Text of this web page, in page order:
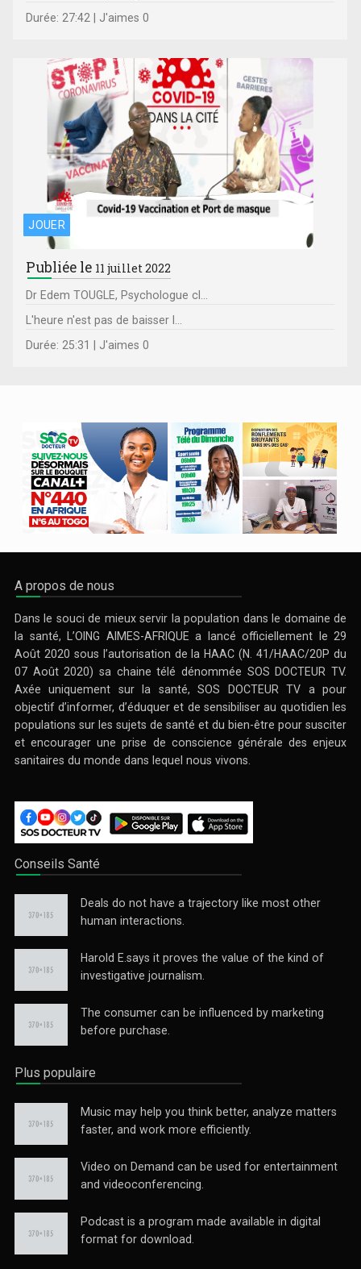
Durée: 27:42 | J'aimes 0
JOUER
Publiée le 11 juillet 2022
Dr Edem TOUGLE, Psychologue cl...
L'heure n'est pas de baisser l...
Durée: 25:31 | J'aimes 0
A propos de nous
Dans le souci de mieux servir la population dans le domaine de
la santé, L’OING AIMES-AFRIQUE a lancé officiellement le 29
Août 2020 sous l’autorisation de la HAAC (N. 41/HAAC/20P du
07 Août 2020) sa chaine télé dénommée SOS DOCTEUR TV.
Axée uniquement sur la santé, SOS DOCTEUR TV a pour
objectif d’informer, d’éduquer et de sensibiliser au quotidien les
populations sur les sujets de santé et du bien-être pour susciter
et encourager une prise de conscience générale des enjeux
sanitaires du monde dans lequel nous vivons.
Conseils Santé
Deals do not have a trajectory like most other
human interactions.
Harold E.says it proves the value of the kind of
investigative journalism.
The consumer can be influenced by marketing
before purchase.
Plus populaire
Music may help you think better, analyze matters
faster, and work more efficiently.
Video on Demand can be used for entertainment
and videoconferencing.
Podcast is a program made available in digital
format for download.